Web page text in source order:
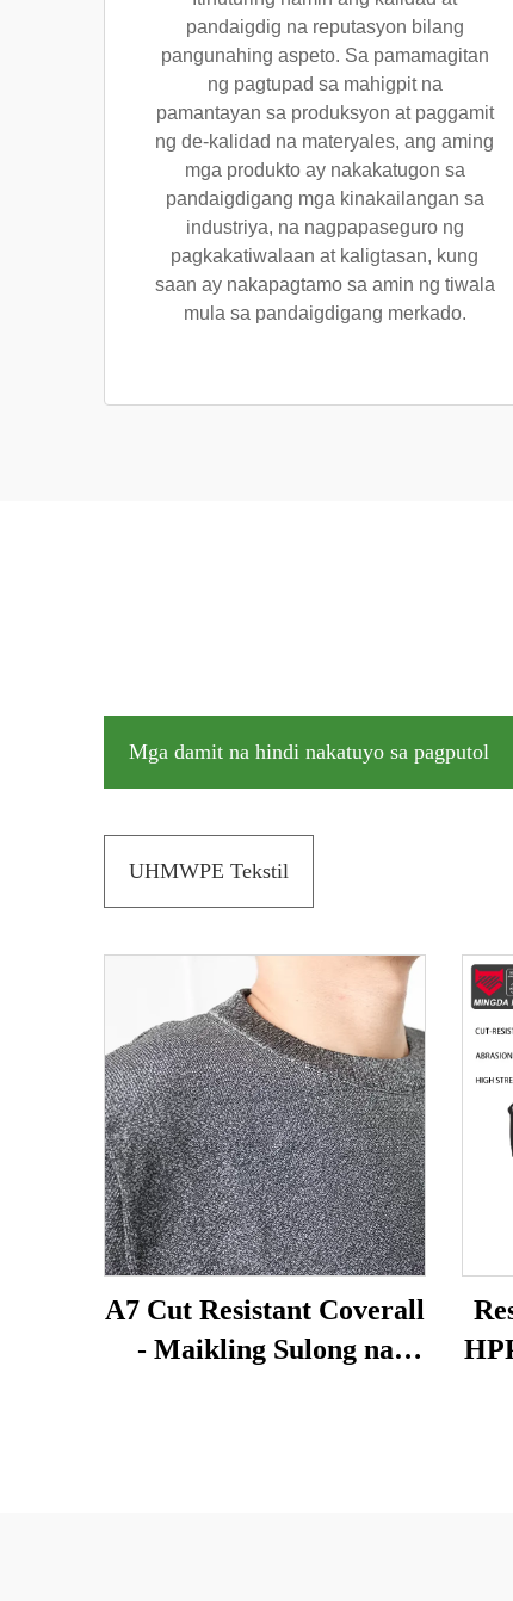
pandaigdig na reputasyon bilang
pangunahing aspeto. Sa pamamagitan
ng pagtupad sa mahigpit na
pamantayan sa produksyon at paggamit
ng de-kalidad na materyales, ang aming
mga produkto ay nakakatugon sa
pandaigdigang mga kinakailangan sa
industriya, na nagpapaseguro ng
pagkakatiwalaan at kaligtasan, kung
saan ay nakapagtamo sa amin ng tiwala
mula sa pandaigdigang merkado.
Mga damit na hindi nakatuyo sa pagputol
UHMWPE Tekstil
A7 Cut Resistant Coverall
- Maikling Sulong na